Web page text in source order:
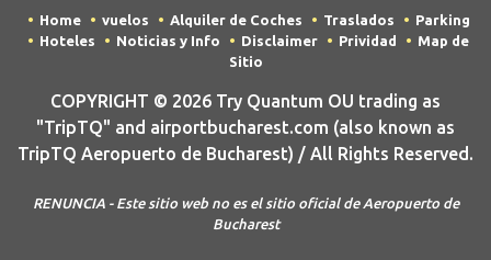
Home vuelos Alquiler de Coches Traslados
Parking
Hoteles
Noticias y Info Disclaimer Prividad
Map de
Sitio
COPYRIGHT © 2026 Try Quantum OU trading as
"TripTQ" and airportbucharest.com (also known as
TripTQ Aeropuerto de Bucharest) / All Rights Reserved.
RENUNCIA - Este sitio web no es el sitio oficial de Aeropuerto de
Bucharest